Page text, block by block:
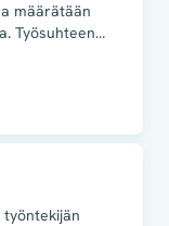
määrätään
Työsuhteen